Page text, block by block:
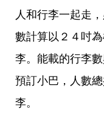
人和行李一起走
數計算以２４吋
李。能載的行李
預訂小巴，人數
李。